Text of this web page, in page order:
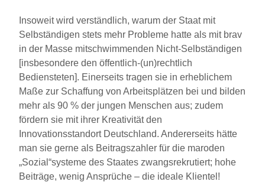
Insoweit wird verständlich, warum der Staat mit
Selbständigen stets mehr Probleme hatte als mit brav
in der Masse mitschwimmenden Nicht-Selbständigen
[insbesondere den öffentlich-(un)rechtlich
Bediensteten]. Einerseits tragen sie in erheblichem
Maße zur Schaffung von Arbeitsplätzen bei und bilden
mehr als 90 % der jungen Menschen aus; zudem
fördern sie mit ihrer Kreativität den
Innovationsstandort Deutschland. Andererseits hätte
man sie gerne als Beitragszahler für die maroden
„Sozial“systeme des Staates zwangsrekrutiert; hohe
Beiträge, wenig Ansprüche – die ideale Klientel!